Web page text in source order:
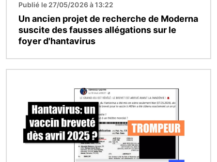
Publié le 27/05/2026 à 13:22
Un ancien projet de recherche de Moderna
suscite des fausses allégations sur le
foyer d'hantavirus